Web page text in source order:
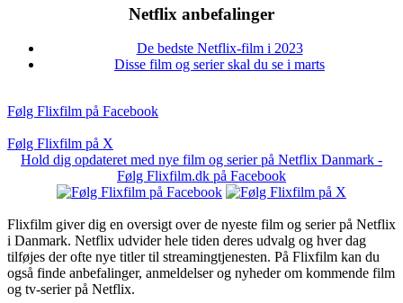
Netflix anbefalinger
De bedste Netflix-film i 2023
Disse film og serier skal du se i marts
Følg Flixfilm på Facebook
Følg Flixfilm på X
Hold dig opdateret med nye film og serier på Netflix Danmark -
Følg Flixfilm.dk på Facebook
Flixfilm giver dig en oversigt over de nyeste film og serier på Netflix
i Danmark. Netflix udvider hele tiden deres udvalg og hver dag
tilføjes der ofte nye titler til streamingtjenesten. På Flixfilm kan du
også finde anbefalinger, anmeldelser og nyheder om kommende film
og tv-serier på Netflix.